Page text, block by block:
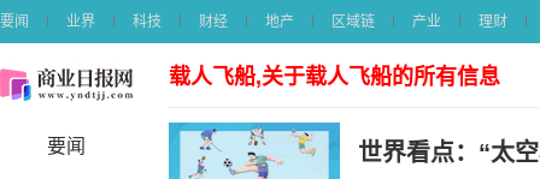
要闻 业界 科技 财经 地产 区域链 产业 理财
要闻
载人飞船,关于载人飞船的所有信息
世界看点：“太